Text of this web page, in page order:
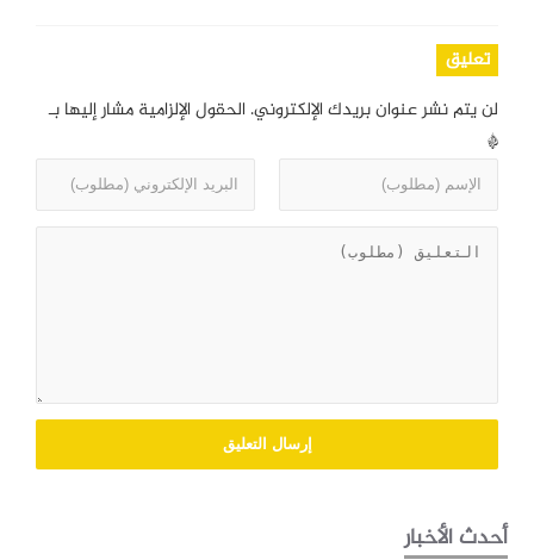
تعليق
لن يتم نشر عنوان بريدك الإلكتروني. الحقول الإلزامية مشار إليها بـ
*
أحدث الأخبار